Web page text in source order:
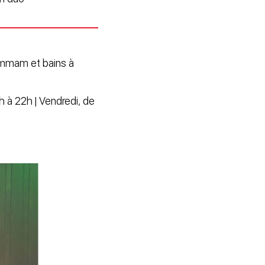
et bains à
à 22h | Vendredi, de